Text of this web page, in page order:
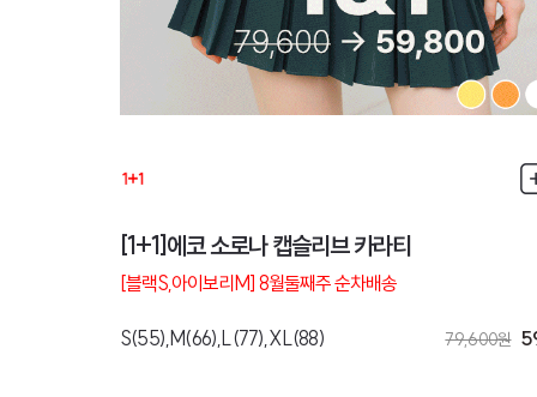
[1+1]에코 소로나 캡슬리브 카라티
[블랙S,아이보리M] 8월둘째주 순차배송
S(55),M(66),L(77),XL(88) 79,600원